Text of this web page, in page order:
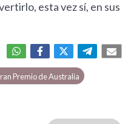
esta vez sí, en sus
Premio de Australia